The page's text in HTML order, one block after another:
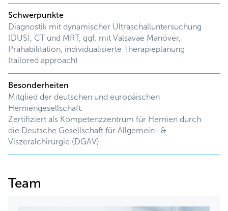
Schwerpunkte
Diagnostik mit dynamischer Ultraschalluntersuchung
(DUS), CT und MRT, ggf. mit Valsavae Manöver,
Prähabilitation, individualisierte Therapieplanung
(tailored approach)
Besonderheiten
Mitglied der deutschen und europäischen
Herniengesellschaft.
Zertifiziert als Kompetenzzentrum für Hernien durch
die Deutsche Gesellschaft für Allgemein- &
Viszeralchirurgie (DGAV)
Team